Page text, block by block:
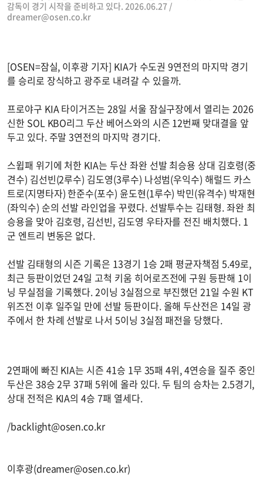
감독이 경기 시작을 준비하고 있다. 2026.06.27 /
dreamer@osen.co.kr
[OSEN=잠실, 이후광 기자] KIA가 수도권 9연전의 마지막 경기
를 승리로 장식하고 광주로 내려갈 수 있을까.
프로야구 KIA 타이거즈는 28일 서울 잠실구장에서 열리는 2026
신한 SOL KBO리그 두산 베어스와의 시즌 12번째 맞대결을 앞
두고 있다. 주말 3연전의 마지막 경기다.
스윕패 위기에 처한 KIA는 두산 좌완 선발 최승용 상대 김호령(중
견수) 김선빈(2루수) 김도영(3루수) 나성범(우익수) 해럴드 카스
트로(지명타자) 한준수(포수) 윤도현(1루수) 박민(유격수) 박재현
(좌익수) 순의 선발 라인업을 꾸렸다. 선발투수는 김태형. 좌완 최
승용을 맞아 김호령, 김선빈, 김도영 우타자를 전진 배치했다. 1
군 엔트리 변동은 없다.
선발 김태형의 시즌 기록은 13경기 1승 2패 평균자책점 5.49로,
최근 등판이었던 24일 고척 키움 히어로즈전에 구원 등판해 1이
닝 무실점을 기록했다. 2이닝 3실점으로 부진했던 21일 수원 KT
위즈전 이후 일주일 만에 선발 등판이다. 올해 두산전은 14일 광
주에서 한 차례 선발로 나서 5이닝 3실점 패전을 당했다.
2연패에 빠진 KIA는 시즌 41승 1무 35패 4위, 4연승을 질주 중인
두산은 38승 2무 37패 5위에 올라 있다. 두 팀의 승차는 2.5경기,
상대 전적은 KIA의 4승 7패 열세다.
/backlight@osen.co.kr
이후광(dreamer@osen.co.kr)